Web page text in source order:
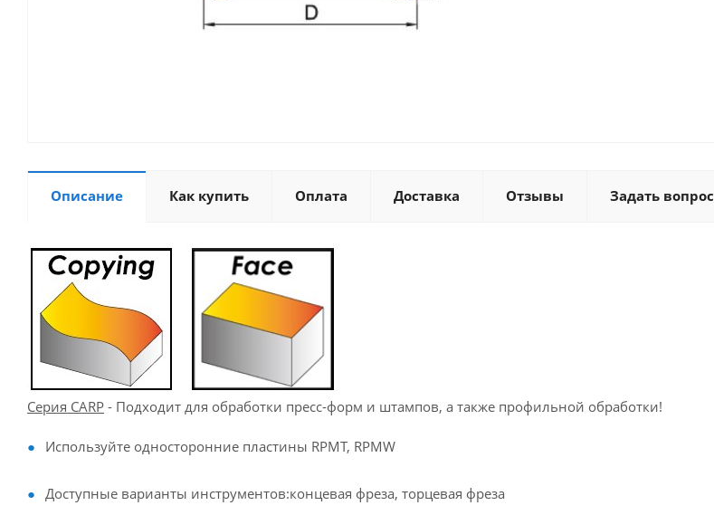
Описание Как купить Оплата Доставка Отзывы Задать вопрос
Серия CARP - Подходит для обработки пресс-форм и штампов, а также профильной обработки!
Используйте односторонние пластины RPMT, RPMW
Доступные варианты инструментов:концевая фреза, торцевая фреза